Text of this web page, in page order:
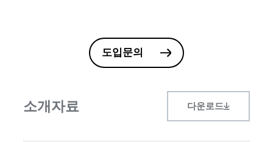
도입문의
소개자료 다운로드